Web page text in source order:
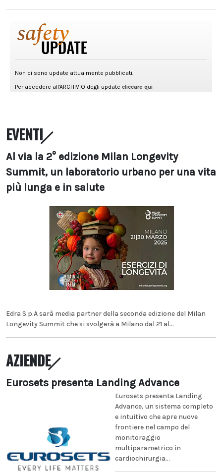
EVENTI
Al via la 2° edizione Milan Longevity
Summit, un laboratorio urbano per una vita
più lunga e in salute
Edra S.p.A sarà media partner della seconda edizione del Milan
Longevity Summit che si svolgerà a Milano dal 21 al...
AZIENDE
Eurosets presenta Landing Advance
Eurosets presenta Landing
Advance, un sistema completo
e intuitivo che apre nuove
frontiere nel campo del
monitoraggio
multiparametrico in
cardiochirurgia...